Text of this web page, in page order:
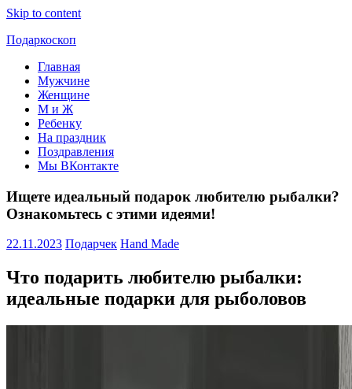
Skip to content
Подаркоскоп
Поможем
выбрать
подарить
Главная
Мужчине
Женщине
М и Ж
Ребенку
На праздник
Поздравления
Мы ВКонтакте
Ищете идеальный подарок любителю рыбалки?
Ознакомьтесь с этими идеями!
22.11.2023 Подарчек Hand Made
Что подарить любителю рыбалки:
идеальные подарки для рыболовов